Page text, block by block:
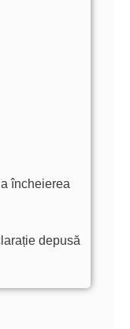
încheierea
depusă